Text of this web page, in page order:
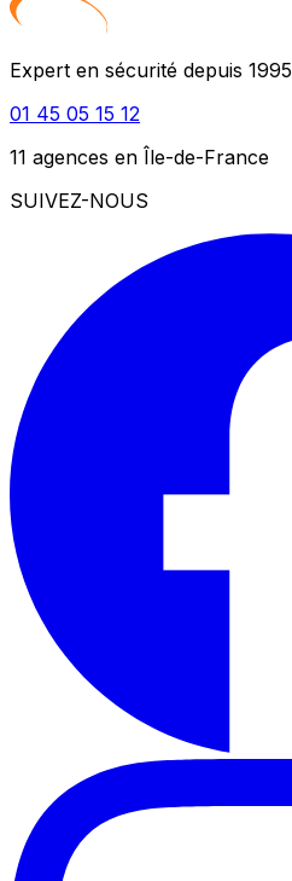
Expert en sécurité depuis 1995
01 45 05 15 12
11 agences en Île-de-France
SUIVEZ-NOUS